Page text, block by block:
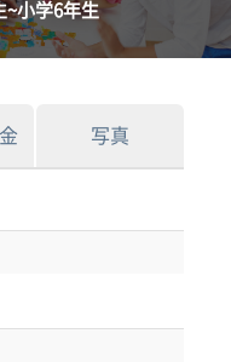
~小学6年生
写真